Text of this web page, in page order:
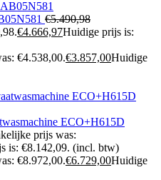
€5.490,98
€4.666,97Huidige prijs is:
€4.538,00.€3.857,00Huidige
ECO+H615D
prijs was:
is: €8.142,09. (incl. btw)
€8.972,00.€6.729,00Huidige